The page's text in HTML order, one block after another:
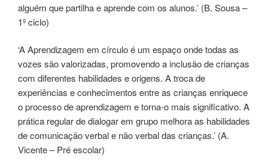
alguém que partilha e aprende com os alunos.’ (B. Sousa –
1º ciclo)
‘A Aprendizagem em círculo é um espaço onde todas as
vozes são valorizadas, promovendo a inclusão de crianças
com diferentes habilidades e origens. A troca de
experiências e conhecimentos entre as crianças enriquece
o processo de aprendizagem e torna-o mais significativo. A
prática regular de dialogar em grupo melhora as habilidades
de comunicação verbal e não verbal das crianças.’ (A.
Vicente – Pré escolar)